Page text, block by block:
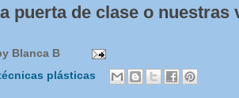
puerta de clase o nuestras
Blanca B
plásticas